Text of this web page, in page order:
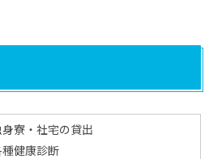
身寮・社宅の貸出
種健康診断